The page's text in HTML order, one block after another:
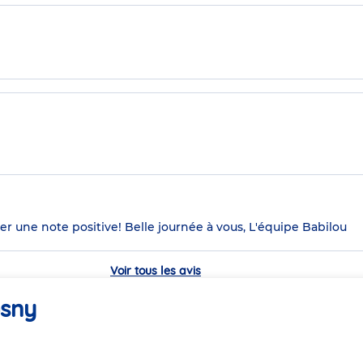
une note positive! Belle journée à vous, L'équipe Babilou
Voir tous les avis